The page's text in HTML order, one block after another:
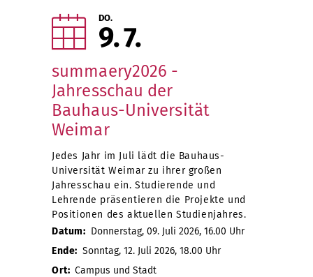
DO.
9 7
summaery2026 -
Jahresschau der
Bauhaus-Universität
Weimar
Jedes Jahr im Juli lädt die Bauhaus-
Universität Weimar zu ihrer großen
Jahresschau ein. Studierende und
Lehrende präsentieren die Projekte und
Positionen des aktuellen Studienjahres.
Datum: Donnerstag, 09. Juli 2026, 16.00 Uhr
Ende: Sonntag, 12. Juli 2026, 18.00 Uhr
Ort: Campus und Stadt